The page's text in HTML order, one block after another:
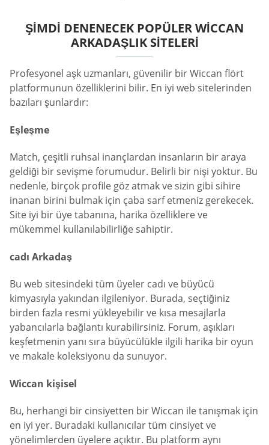
ŞIMDI DENENECEK POPÜLER WICCAN
ARKADAŞLIK SITELERI
Profesyonel aşk uzmanları, güvenilir bir Wiccan flört
platformunun özelliklerini bilir. En iyi web sitelerinden
bazıları şunlardır:
Eşleşme
Match, çeşitli ruhsal inançlardan insanların bir araya
geldiği bir sevişme forumudur. Belirli bir nişi yoktur. Bu
nedenle, birçok profile göz atmak ve sizin gibi sihire
inanan birini bulmak için çaba sarf etmeniz gerekecek.
Site iyi bir üye tabanına, harika özelliklere ve
mükemmel kullanılabilirliğe sahiptir.
cadı Arkadaş
Bu web sitesindeki tüm üyeler cadı ve büyücü
kimyasıyla yakından ilgileniyor. Burada, seçtiğiniz
birden fazla resmi yükleyebilir ve kısa mesajlarla
yabancılarla bağlantı kurabilirsiniz. Forum, aşıkları
keşfetmenin yanı sıra büyücülükle ilgili harika bir oyun
ve makale koleksiyonu da sunuyor.
Wiccan kişisel
Bu, herhangi bir cinsiyetten bir Wiccan ile tanışmak için
en iyi yer. Buradaki kullanıcılar tüm cinsiyet ve
yönelimlerden üyelere açıktır. Bu platform aynı